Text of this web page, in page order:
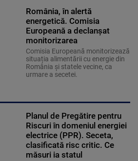
România, în alertă
energetică. Comisia
Europeană a declanșat
monitorizarea
Comisia Europeană monitorizează
situația alimentării cu energie din
România și statele vecine, ca
urmare a secetei.
Planul de Pregătire pentru
Riscuri în domeniul energiei
electrice (PPR). Seceta,
clasificată risc critic. Ce
măsuri ia statul